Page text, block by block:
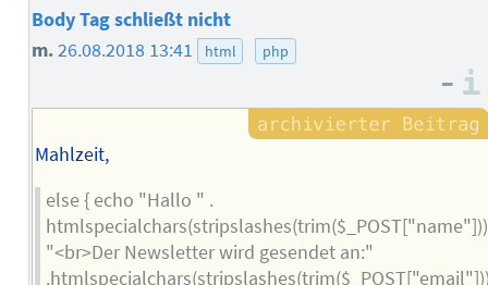
Body Tag schließt nicht
m.26.08.2018 13:41 html php
–
Mahlzeit,
else { echo "Hallo " .
"<br>Der Newsletter wird gesendet an:"